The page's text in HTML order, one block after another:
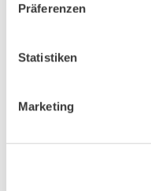
Präferenzen
Statistiken
Marketing
Tag frei haben.
Vergütung
Jedes SA8000-
vollständig
Abrechnungen gibt.